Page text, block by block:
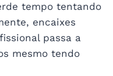
tempo tentando
encaixes
passa a
mesmo tendo